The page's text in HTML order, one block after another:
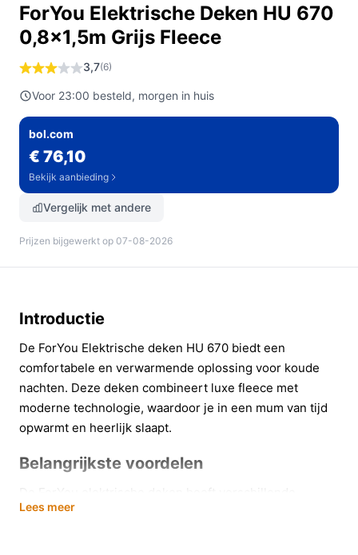
ForYou Elektrische Deken HU 670
0,8x1,5m Grijs Fleece
3,7(6)
Voor 23:00 besteld, morgen in huis
bol.com
€ 76,10
Bekijk aanbieding
Vergelijk met andere
Prijzen bijgewerkt op 07-08-2026
Introductie
De ForYou Elektrische deken HU 670 biedt een
comfortabele en verwarmende oplossing voor koude
nachten. Deze deken combineert luxe fleece met
moderne technologie, waardoor je in een mum van tijd
opwarmt en heerlijk slaapt.
Belangrijkste voordelen
voordelen die bijdragen aan jouw comfort en welzijn:
Lees meer